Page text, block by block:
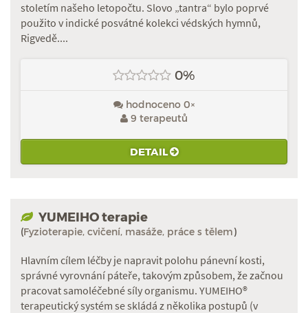
stoletím našeho letopočtu. Slovo „tantra“ bylo poprvé
použito v indické posvátné kolekci védských hymnů,
Rigvedě....
0%
hodnoceno 0×
9 terapeutů
DETAIL
YUMEIHO terapie
(Fyzioterapie, cvičení, masáže, práce s tělem)
Hlavním cílem léčby je napravit polohu pánevní kosti,
správné vyrovnání páteře, takovým způsobem, že začnou
pracovat samoléčebné síly organismu. YUMEIHO®
terapeutický systém se skládá z několika postupů (v